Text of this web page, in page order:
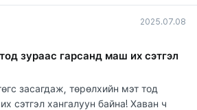
2025.07.08
зураас гарсанд маш их сэтгэл
засагдаж, төрөлхийн мэт тод
сэтгэл хангалуун байна! Хаван ч